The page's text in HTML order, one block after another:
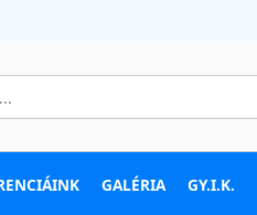
GALÉRIA GY.I.K.